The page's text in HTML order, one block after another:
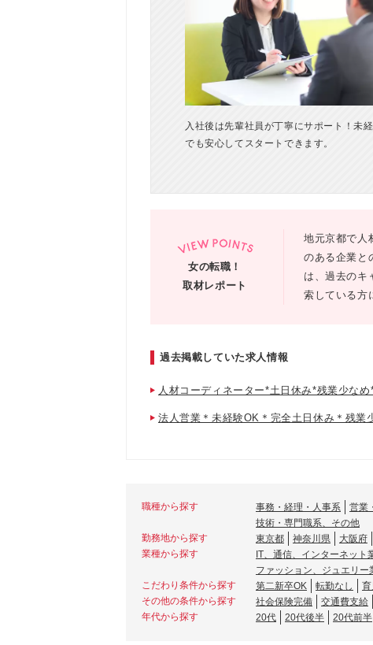
入社後は先輩社員が丁寧にサポート！未
でも安心してスタートできます。
女の転職！
取材レポート
地元京都で人
のある企業と
は、過去のキ
索している方
過去掲載していた求人情報
人材コーディネーター*土日休み*残業少な
法人営業＊未経験OK＊完全土日休み＊残
職種から探す 事務・経理・人事系 営業
技術・専門職系、その他
勤務地から探す
東京都 神奈川県 大阪府
業種から探す
IT、通信、インターネット
ファッション、ジュエリー
こだわり条件から探す
第二新卒OK 転勤なし
その他の条件から探す
社会保険完備 交通費支給
年代から探す
20代 20代後半 20代前半